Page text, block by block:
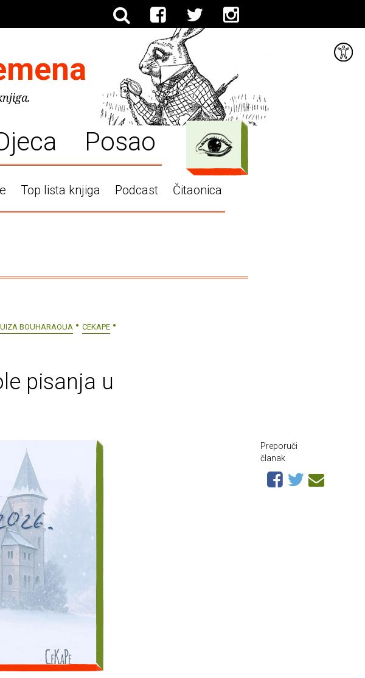
Posao
Top lista knjiga Podcast Čitaonica
BOUHARAOUA
CEKAPE
pisanja u
Preporuči
članak